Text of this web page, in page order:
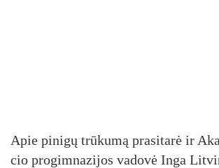
Apie pi­ni­gų trū­ku­mą pra­si­ta­rė ir
cio pro­gim­na­zi­jos va­do­vė In­ga